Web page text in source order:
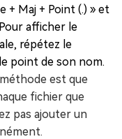
+ Maj + Point (.) » et
afficher le
répétez le
point de son nom.
est que
fichier que
pas ajouter un